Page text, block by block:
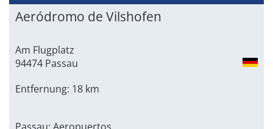
Aeródromo de Vilshofen
Am Flugplatz
94474 Passau
Entfernung: 18 km